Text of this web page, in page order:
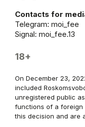
Contacts for
Telegram: moi_fee
Signal: moi_fee.13
18+
On December 23,
included
unregistered public
functions of a foreign
this decision and are